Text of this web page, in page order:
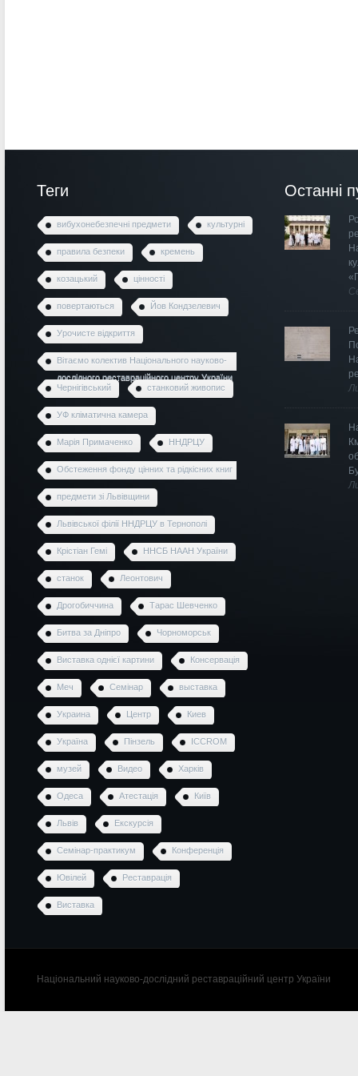
Теги
вибухонебезпечні предмети культурні
правила безпеки кремень
козацький цінності
повертаються Йов Кондзелевич
Урочисте відкриття
Вітаємо колектив Національного науково-
дослідного реставраційного центру України
Чернігівський
станковий живопис
УФ кліматична камера
Марія Примаченко ННДРЦУ
Обстеження фонду цінних та рідкісних книг
предмети зі Львівщини
Львівської філії ННДРЦУ в Тернополі
Крістіан Гемі ННСБ НААН України
станок Леонтович
Дрогобиччина Тарас Шевченко
Битва за Дніпро Чорноморськ
Виставка однієї картини Консервація
Меч Семінар выставка
Украина Центр Киев
Україна Пінзель ICCROM
музей Видео Харків
Одеса Атестація Київ
Львів Екскурсія
Семінар-практикум Конференція
Ювілей Реставрація
Виставка
Останні
Національний науково-дослідний реставраційний центр України